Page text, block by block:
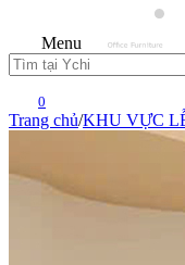
Menu
0
Trang chủ/KHU VỰC